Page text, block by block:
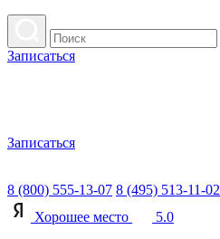
Записаться
Записаться
8 (800) 555-13-07 8 (495) 513-11-02
Хорошее место
5.0